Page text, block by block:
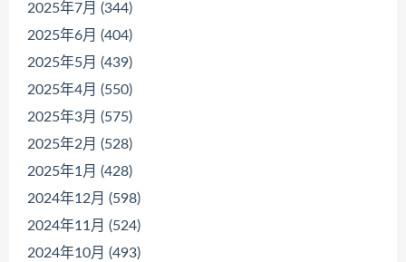
2025年7月 (344)
2025年6月 (404)
2025年5月 (439)
2025年4月 (550)
2025年3月 (575)
2025年2月 (528)
2025年1月 (428)
2024年12月 (598)
2024年11月 (524)
2024年10月 (493)